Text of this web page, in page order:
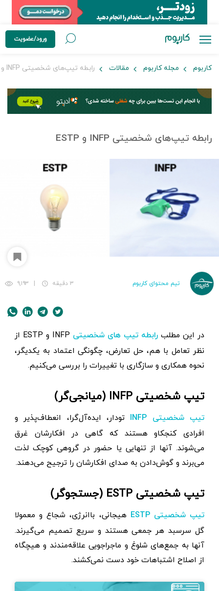
ورود/عضویت
کاربوم مجله کاربوم مقالات رابطه تیپ‌های شخصیتی INFP و ESTP
رابطه تیپ‌های شخصیتی INFP و ESTP
تیم محتوای کاربوم ۳ دقیقه ۹,۱۹۳
در این مطلب رابطه تیپ های شخصیتی
INFP و ESTP از
نظر تعامل با هم، حل تعارض، چگونگی اعتماد به یکدیگر،
نحوه همکاری و سازگاری با تغییرات را بررسی می‌کنیم.
تیپ شخصیتی INFP (میانجی‌گر)
تیپ شخصیتی INFP
تودار، ایده‌آل‌گرا، انعطاف‌پذیر و
افرادی کنجکاو هستند که گاهی در افکارشان غرق
می‌شوند. آنها از تنهایی یا حضور در گروهی کوچک لذت
می‌برند و گوش‌دادن به صدای افکارشان را ترجیح می‌دهند.
تیپ شخصیتی ESTP (جستجوگر)
تیپ شخصیتی ESTP
هیجانی، باانرژی، شجاع و معمولا
گل سرسبد هر جمعی هستند و سریع تصمیم می‌گیرند.
آنها به جمع‌های شلوغ و ماجراجویی علاقه‌مندند و هیچگاه
از اصلاح اشتباهات خود دست نمی‌کشند.